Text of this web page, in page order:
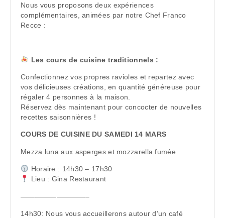
Nous vous proposons deux expériences
complémentaires, animées par notre Chef Franco
Recce :
Les cours de cuisine traditionnels :
Confectionnez vos propres ravioles et repartez avec
vos délicieuses créations, en quantité généreuse pour
régaler 4 personnes à la maison.
Réservez dès maintenant pour concocter de nouvelles
recettes saisonnières !
COURS DE CUISINE DU SAMEDI 14 MARS
Mezza luna aux asperges et mozzarella fumée
Horaire : 14h30 – 17h30
Lieu : Gina Restaurant
—————————–
14h30: Nous vous accueillerons autour d’un café